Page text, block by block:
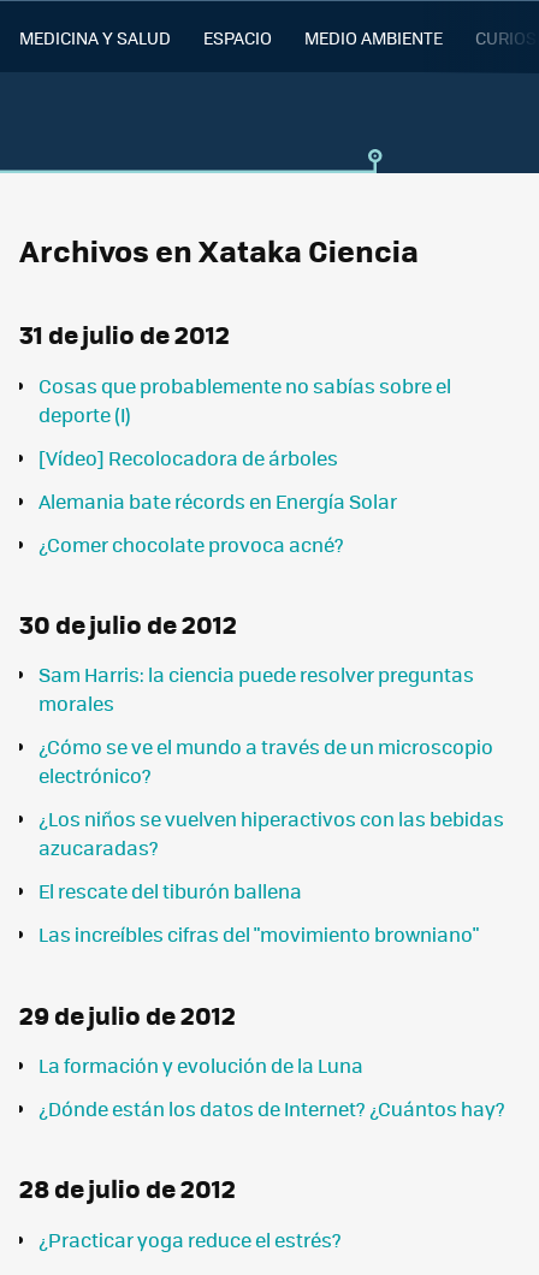
MEDICINA Y SALUD ESPACIO MEDIO AMBIENTE
Archivos en Xataka Ciencia
31 de julio de 2012
Cosas que probablemente no sabías sobre el
deporte (I)
[Vídeo] Recolocadora de árboles
Alemania bate récords en Energía Solar
¿Comer chocolate provoca acné?
30 de julio de 2012
Sam Harris: la ciencia puede resolver preguntas
morales
¿Cómo se ve el mundo a través de un microscopio
electrónico?
¿Los niños se vuelven hiperactivos con las bebidas
azucaradas?
El rescate del tiburón ballena
Las increíbles cifras del "movimiento browniano"
29 de julio de 2012
La formación y evolución de la Luna
¿Dónde están los datos de Internet? ¿Cuántos hay?
28 de julio de 2012
¿Practicar yoga reduce el estrés?